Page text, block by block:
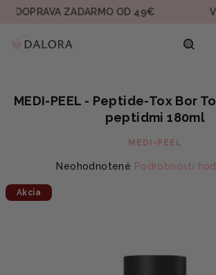
Prejsť
ZADARMO OD 49€
MEDI-PEEL - Peptide-Tox Bor
peptidmi 180ml
MEDI-PEEL
Priemerné
Neohodnotené Podrobnosti
Akcia